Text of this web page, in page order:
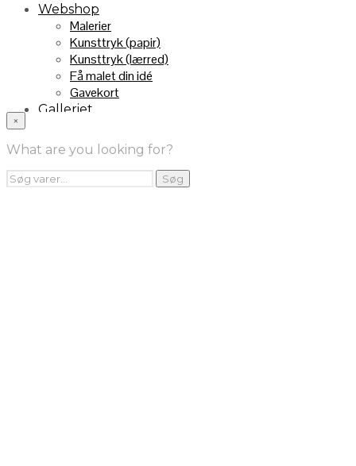
Webshop
Malerier
Kunsttryk (papir)
Kunsttryk (lærred)
Få malet din idé
Gavekort
Galleriet
Handelsebetingelser
Returnering
FRA TV
Videoklip fra TV2
×
What are you looking for?
Søg
efter:
Søg